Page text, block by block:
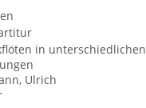
in unterschiedlichen
Ulrich